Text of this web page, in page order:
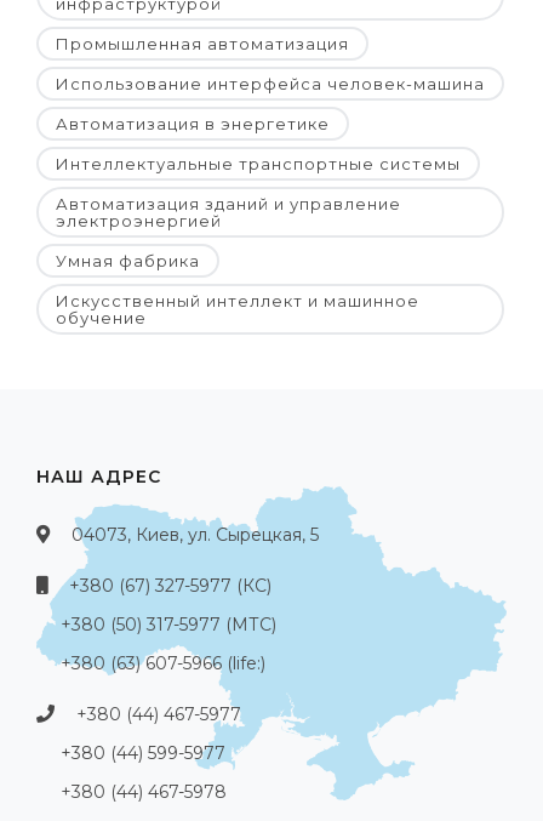
инфраструктурой
Промышленная автоматизация
Использование интерфейса человек-машина
Автоматизация в энергетике
Интеллектуальные транспортные системы
Автоматизация зданий и управление
электроэнергией
Умная фабрика
Искусственный интеллект и машинное
обучение
НАШ АДРЕС
04073, Киев, ул. Сырецкая, 5
+380 (67) 327-5977 (КС)
+380 (50) 317-5977 (МТС)
+380 (63) 607-5966 (life:)
+380 (44) 467-5977
+380 (44) 599-5977
+380 (44) 467-5978